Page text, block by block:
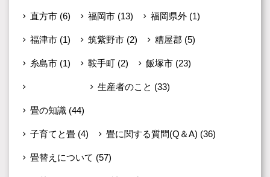
直方市 (6) 福岡市 (13) 福岡県外 (1)
福津市 (1) 筑紫野市 (2) 糟屋郡 (5)
糸島市 (1) 鞍手町 (2) 飯塚市 (23)
生産者のこと (33)
畳の知識 (44)
子育てと畳 (4) 畳に関する質問(Q＆A) (36)
畳替えについて (57)